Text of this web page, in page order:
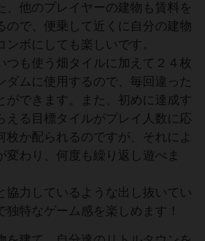
、他のプレイヤーの建物も賃料を
ので、便乗して近くに自分の建物
ンボにしても楽しいです。
つも使う畑タイルに加えて２４枚
ダムに使用するので、毎回違った
ができます。また、初めに達成す
える目標タイルがプレイ人数に応
枚か配られるのですが、それによ
変わり、何度も繰り返し遊べま
協力しているような出し抜いてい
独特なゲーム感を楽しめます！